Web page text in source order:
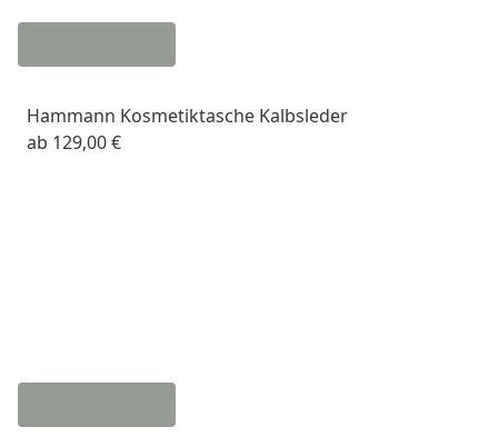
Hammann Kosmetiktasche Kalbsleder
ab 129,00 €